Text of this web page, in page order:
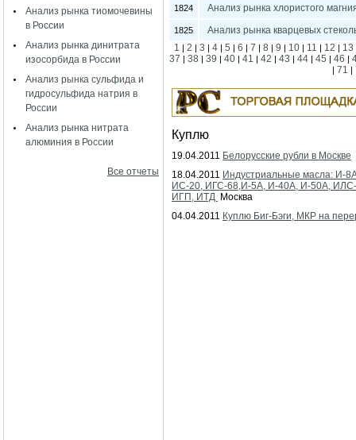
Анализ рынка тиомочевины
в России
Анализ рынка динитрата
изосорбида в России
Анализ рынка сульфида и
гидросульфида натрия в
России
Анализ рынка нитрата
алюминия в России
Все отчеты
1824 Анализ рынка хлористого
1825
Анализ рынка кварцевых
1 |2 |3 |4 |5 |6 |7 |8 |9 | 10 | 11 | 12 | 13
37 |38 |39 |40 |41 |42 |43 |44 |45 |46 |
|71 |
Куплю
19.04.2011 Белорусские рубли в Москве
18.04.2011 Индустриальные масла: И-
ИС-20, ИГС-68,И-5А, И-40А, И-50А,
ИГП, ИТД Москва
04.04.2011 Куплю Биг-Бэги, МКР на